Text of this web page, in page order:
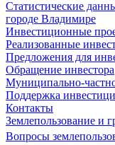
Статистические
городе Владимире
Инвестиционные
Реализованные
Предложения для
Обращение инвестора
Муниципально-
Поддержка
Контакты
Землепользование и
Вопросы